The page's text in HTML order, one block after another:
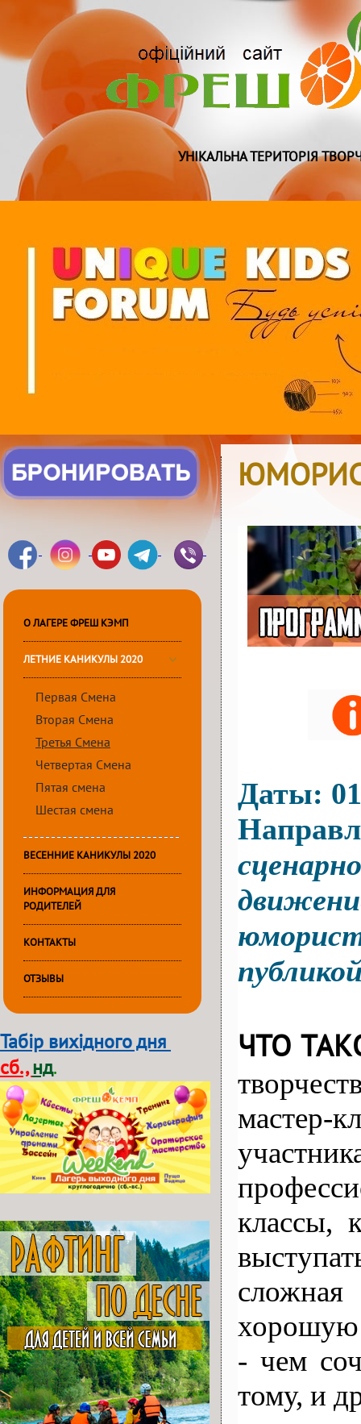
УНІКАЛЬНА ТЕРИТОРІЯ
О ЛАГЕРЕ ФРЕШ КЭМП
ЛЕТНИЕ КАНИКУЛЫ 2020
Первая Смена
Вторая Смена
Третья Смена
Четвертая Смена
Пятая смена
Шестая смена
ВЕСЕННИЕ КАНИКУЛЫ 2020
ИНФОРМАЦИЯ ДЛЯ
РОДИТЕЛЕЙ
КОНТАКТЫ
ОТЗЫВЫ
Табір вихідного дня
сб.,нд.
Даты:
ЧТО
мастер-
классы,
хорошую
- чем
тому, и